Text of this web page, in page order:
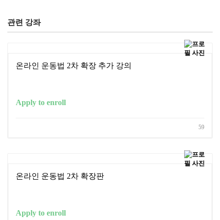
관련 강좌
온라인 운동법 2차 확장 추가 강의
Apply to enroll
59
온라인 운동법 2차 확장판
Apply to enroll